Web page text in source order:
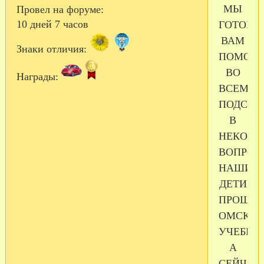
Провел на форуме:
10 дней 7 часов
Знаки отличия:
Награды:
МЫ
ГОТОВЫ
ВАМ
ПОМОЧЬ
ВО
ВСЕМ,
В
НАШИ
ДЕТИ
УЧЕБКУ,
А